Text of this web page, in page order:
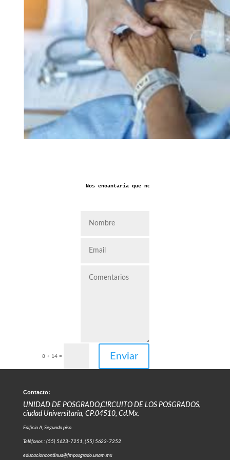
Nos encantaría que nos dejaras aquí tus
8 + 14 = Enviar
Contacto:
UNIDAD DE POSGRADO,CIRCUITO DE LOS POSGRADOS,
ciudad Universitaria, CP.04510, Cd.Mx.
Edificio A, Segundo piso.
Teléfonos : (55) 5623-7251, (55) 5623-7252
educacioncontinua@fmposgrado.unam.mx